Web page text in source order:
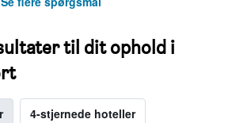
til dit ophold i
4-stjernede hoteller